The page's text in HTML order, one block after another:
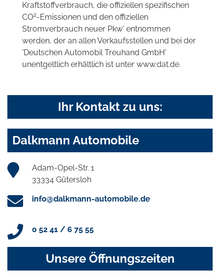
Kraftstoffverbrauch, die offiziellen spezifischen
CO2-Emissionen und den offiziellen
Stromverbrauch neuer Pkw' entnommen
werden, der an allen Verkaufsstellen und bei der
'Deutschen Automobil Treuhand GmbH'
unentgeltlich erhältlich ist unter www.dat.de.
Ihr Kontakt zu uns:
Dalkmann Automobile
Adam-Opel-Str. 1
33334 Gütersloh
info@dalkmann-automobile.de
0 52 41 / 6 75 55
Unsere Öffnungszeiten